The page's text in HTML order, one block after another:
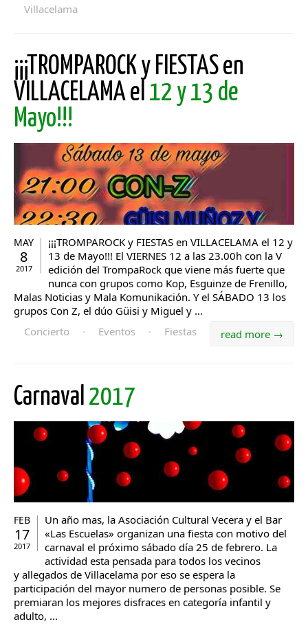
Villacelama
¡¡¡TROMPAROCK y FIESTAS en
VILLACELAMA el 12 y 13 de
Mayo!!!
MAY
8
2017
¡¡¡TROMPAROCK y FIESTAS en VILLACELAMA el 12 y
13 de Mayo!!! El VIERNES 12 a las 23.00h con la V
edición del TrompaRock que viene más fuerte que
nunca con grupos como Kop, Esguinze de Frenillo,
Malas Noticias y Mala Komunikación. Y el SÁBADO 13 los
grupos Con Z, el dúo Güisi y Miguel y ...
read more →
Concierto · Eventos · Fiestas
Carnaval 2017
FEB
17
2017
Un año mas, la Asociación Cultural Vecera y el Bar
«Las Escuelas» organizan una fiesta con motivo del
carnaval el próximo sábado día 25 de febrero. La
actividad esta pensada para todos los vecinos
y allegados de Villacelama por eso se espera la
participación del mayor numero de personas posible. Se
premiaran los mejores disfraces en categoría infantil y
adulto, ...